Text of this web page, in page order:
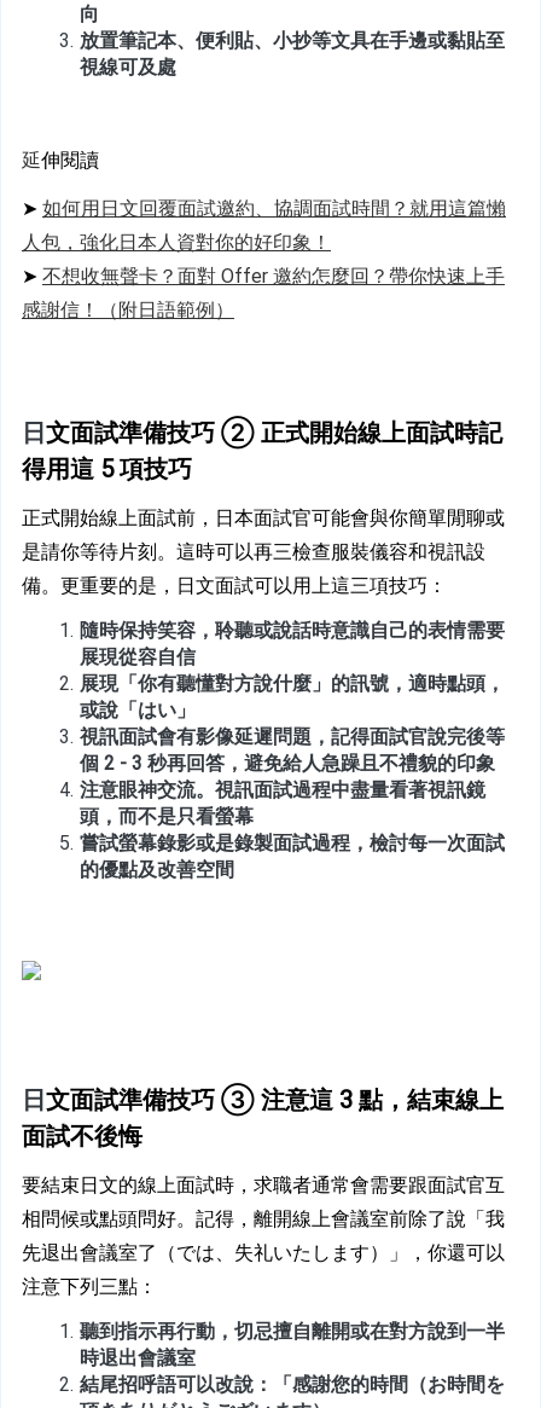
向
放置筆記本、便利貼、小抄等文具在手邊或黏貼至
視線可及處
延伸閱讀
➤ 如何用日文回覆面試邀約、協調面試時間？就用這篇懶
人包，強化日本人資對你的好印象！
➤ 不想收無聲卡？面對 Offer 邀約怎麼回？帶你快速上手
感謝信！（附日語範例）
日 文面試準備技巧 ② 正式開始線上面試時記
得用這 5 項技巧
正式開始線上面試前，日本面試官可能會與你簡單閒聊或
是請你等待片刻。這時可以再三檢查服裝儀容和視訊設
備。更重要的是，日文面試可以用上這三項技巧：
隨時保持笑容，聆聽或說話時意識自己的表情需要
展現從容自信
展現「你有聽懂對方說什麼」的訊號，適時點頭，
或說「はい」
視訊面試會有影像延遲問題，記得面試官說完後等
個 2 - 3 秒再回答，避免給人急躁且不禮貌的印象
注意眼神交流。視訊面試過程中盡量看著視訊鏡
頭，而不是只看螢幕
嘗試螢幕錄影或是錄製面試過程，檢討每一次面試
的優點及改善空間
日 文面試準備技巧 ③ 注意這 3 點，結束線上
面試不後悔
要結束日文的線上面試時，求職者通常會需要跟面試官互
相問候或點頭問好。記得，離開線上會議室前除了說「我
先退出會議室了（では、失礼いたします）」，你還可以
注意下列三點：
聽到指示再行動，切忌擅自離開或在對方說到一半
時退出會議室
結尾招呼語可以改說：「感謝您的時間（お時間を